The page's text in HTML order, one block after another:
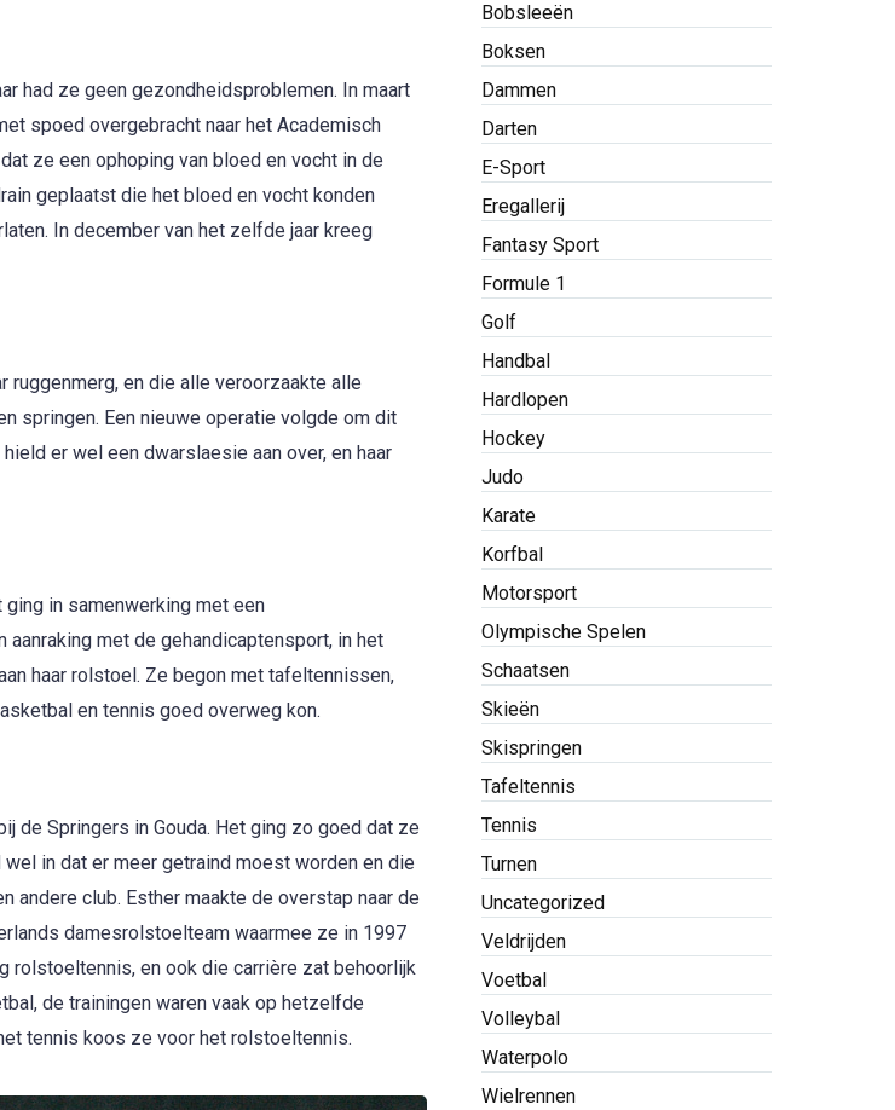
had ze geen gezondheidsproblemen. In maart
spoed overgebracht naar het Academisch
ze een ophoping van bloed en vocht in de
geplaatst die het bloed en vocht konden
In december van het zelfde jaar kreeg
en die alle veroorzaakte alle
springen. Een nieuwe operatie volgde om dit
er wel een dwarslaesie aan over, en haar
in samenwerking met een
met de gehandicaptensport, in het
haar rolstoel. Ze begon met tafeltennissen,
en tennis goed overweg kon.
de Springers in Gouda. Het ging zo goed dat ze
in dat er meer getraind moest worden en die
andere club. Esther maakte de overstap naar de
damesrolstoelteam waarmee ze in 1997
rolstoeltennis, en ook die carrière zat behoorlijk
de trainingen waren vaak op hetzelfde
tennis koos ze voor het rolstoeltennis.
Bobsleeën
Boksen
Dammen
Darten
E-Sport
Eregallerij
Fantasy Sport
Formule 1
Golf
Handbal
Hardlopen
Hockey
Judo
Karate
Korfbal
Motorsport
Olympische Spelen
Schaatsen
Skieën
Skispringen
Tafeltennis
Tennis
Turnen
Uncategorized
Veldrijden
Voetbal
Volleybal
Waterpolo
Wielrennen